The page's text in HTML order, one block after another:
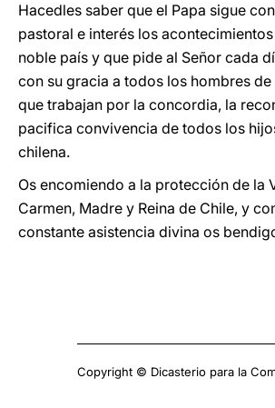
Hacedles saber que el Papa sigue
pastoral e interés los
noble país y que pide al Señor cada
con su gracia a todos los hombres
que trabajan por la concordia, la
pacifica convivencia de todos los
chilena.
Os encomiendo a la protección de la
Carmen, Madre y Reina de Chile, y
constante asistencia divina os
Copyright © Dicasterio para la